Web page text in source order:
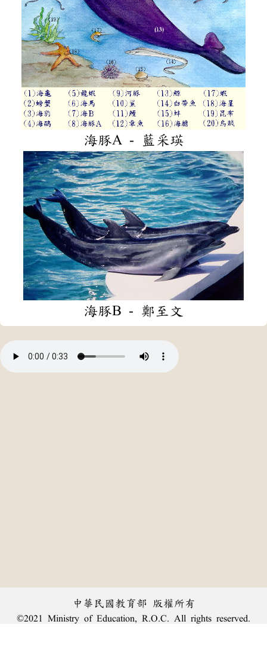
海豚A - 藍采瑛
海豚B - 鄭至文
中華民國教育部 版權所有
©2021 Ministry of Education, R.O.C. All rights reserved.